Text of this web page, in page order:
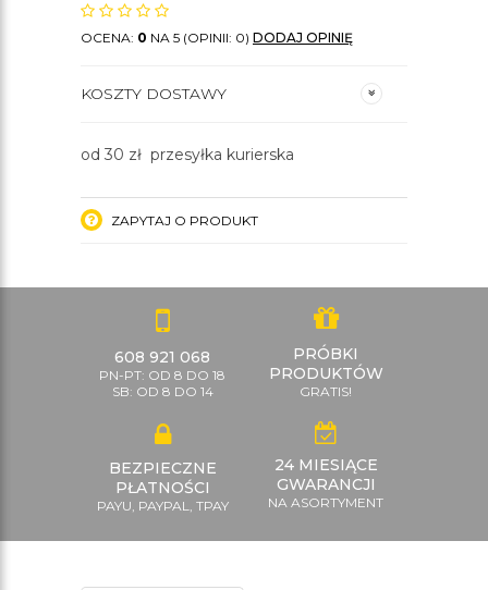
OCENA: 0 NA 5 (OPINII: 0) DODAJ OPINIĘ
KOSZTY DOSTAWY
od 30 zł przesyłka kurierska
ZAPYTAJ O PRODUKT
608 921 068
PN-PT: OD 8 DO 18
SB: OD 8 DO 14
PRÓBKI
PRODUKTÓW
GRATIS!
BEZPIECZNE
PŁATNOŚCI
PAYU, PAYPAL, TPAY
24 MIESIĄCE
GWARANCJI
NA ASORTYMENT